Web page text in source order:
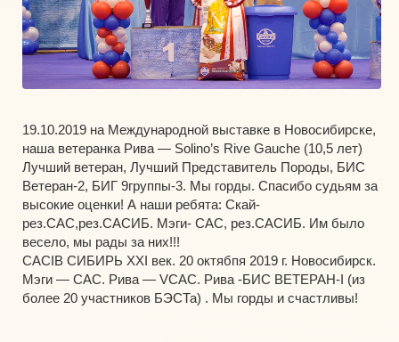
19.10.2019 на Международной выставке в Новосибирске,
наша ветеранка Рива — Solino’s Rive Gauche (10,5 лет)
Лучший ветеран, Лучший Представитель Породы, БИС
Ветеран-2, БИГ 9группы-3. Мы горды. Спасибо судьям за
высокие оценки! А наши ребята: Скай-
рез.САС,рез.САСИБ. Мэги- САС, рез.САСИБ. Им было
весело, мы рады за них!!!
CACIB СИБИРЬ XXI век. 20 октябпя 2019 г. Новосибирск.
Мэги — САС. Рива — VCAC. Рива -БИС ВЕТЕРАН-I (из
более 20 участников БЭСТа) . Мы горды и счастливы!